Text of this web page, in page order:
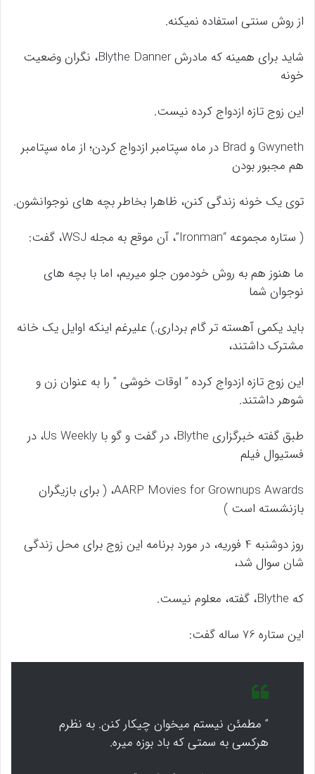
از روش سنتی استفاده نمیکنه.
شاید برای همینه که مادرش Blythe Danner، نگران وضعیت
خونه
این زوج تازه ازدواج کرده نیست.
Gwyneth و Brad در ماه سپتامبر ازدواج کردن؛ از ماه سپتامبر
هم مجبور بودن
توی یک خونه زندگی کنن، ظاهرا بخاطر بچه های نوجوانشون.
( ستاره مجموعه “Ironman”، آن موقع به مجله WSJ، گفت:
ما هنوز هم به روش خودمون جلو میریم، اما با بچه های
نوجوان شما
باید یکمی آهسته تر گام برداری.) علیرغم اینکه اوایل یک خانه
مشترک داشتند،
این زوج تازه ازدواج کرده ” اوقات خوشی ” را به عنوان زن و
شوهر داشتند.
طبق گفته خبرگزاری Blythe، در گفت و گو با Us Weekly، در
فستیوال فیلم
AARP Movies for Grownups Awards، ( برای بازیگران
بازنشسته است )
روز دوشنبه 4 فوریه، در مورد برنامه این زوج برای محل زندگی
شان سوال شد،
که Blythe، گفته، معلوم نیست.
این ستاره 76 ساله گفت:
” مطمئن نیستم میخوان چیکار کنن. به نظرم
هرکسی به سمتی که باد بوزه میره.